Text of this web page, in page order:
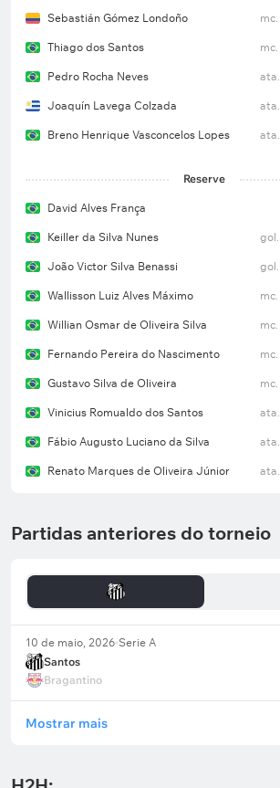
Sebastián Gómez Londoño mc.
Thiago dos Santos mc.
Pedro Rocha Neves ata.
Joaquín Lavega Colzada ata.
Breno Henrique Vasconcelos Lopes ata.
Reserve
David Alves França
Keiller da Silva Nunes gol.
João Victor Silva Benassi gol.
Wallisson Luiz Alves Máximo mc.
Willian Osmar de Oliveira Silva mc.
Fernando Pereira do Nascimento mc.
Gustavo Silva de Oliveira mc.
Vinicius Romualdo dos Santos ata.
Fábio Augusto Luciano da Silva ata.
Renato Marques de Oliveira Júnior ata.
Partidas anteriores do torneio
10 de maio, 2026 Serie A
Santos
Bragantino
Mostrar mais